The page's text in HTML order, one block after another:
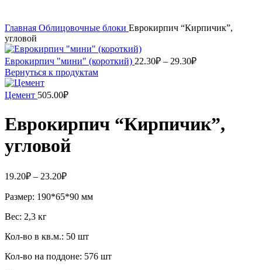
Главная Облицовочные блоки Еврокирпич “Кирпичик”,
угловой
Еврокирпич "мини" (короткий) 22.30₽ – 29.30₽Диапазон
Вернуться к продуктам
Цемент 505.00₽
Еврокирпич “Кирпичик”,
угловой
19.20₽ – 23.20₽Диапазон
19.20₽
Размер: 190*65*90 мм
Вес: 2,3 кг
Кол-во в кв.м.: 50 шт
Кол-во на поддоне: 576 шт